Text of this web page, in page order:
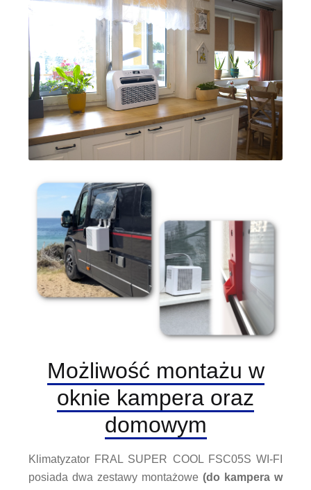
Możliwość montażu w
oknie kampera oraz
domowym
Klimatyzator FRAL SUPER COOL FSC05S WI-FI
posiada dwa zestawy montażowe (do kampera w